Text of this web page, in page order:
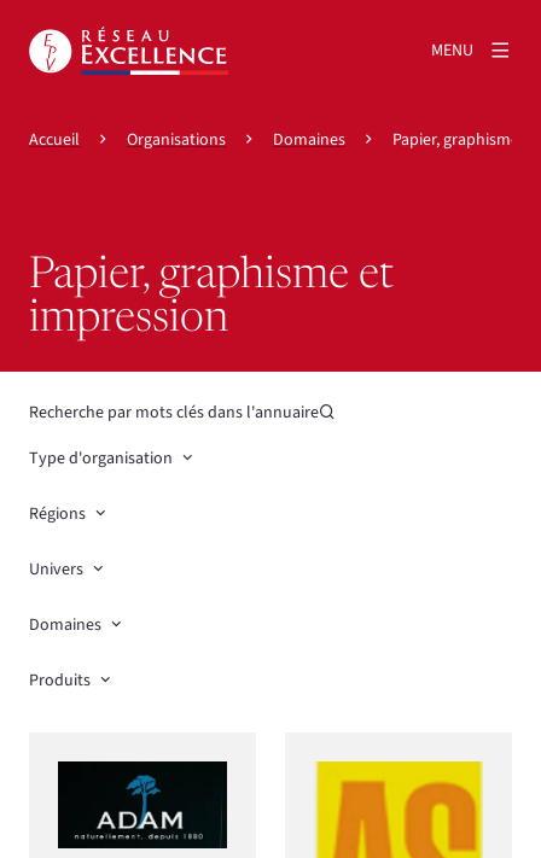
MENU
Accueil Organisations Domaines Papier, graphisme
Papier, graphisme et
impression
Recherche par mots clés dans l'annuaire
Type d'organisation
Régions
Univers
Domaines
Produits